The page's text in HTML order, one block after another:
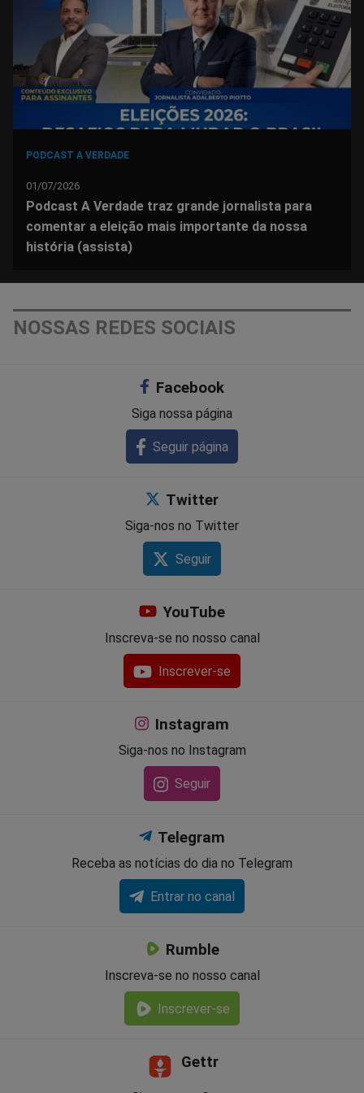
FacebookWhatsappTwitter MessengerTelegramGettr
PODCAST A VERDADE
01/07/2026
Podcast A Verdade traz grande jornalista para
comentar a eleição mais importante da nossa
história (assista)
NOSSAS REDES SOCIAIS
Facebook
Siga nossa página
Seguir página
Twitter
Siga-nos no Twitter
Seguir
YouTube
Inscreva-se no nosso canal
Inscrever-se
Instagram
Siga-nos no Instagram
Seguir
Telegram
Receba as notícias do dia no Telegram
Entrar no canal
Rumble
Inscreva-se no nosso canal
Inscrever-se
Gettr